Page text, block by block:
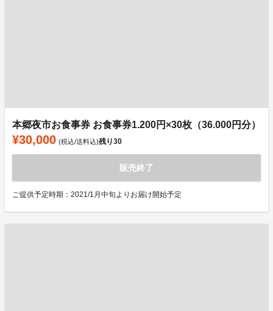
本郷夜市お食事券 お食事券1.200円×30枚（36.000円分）
¥30,000 (税込/送料込)残り30
販売終了
ご提供予定時期：2021/1月中旬よりお届け開始予定